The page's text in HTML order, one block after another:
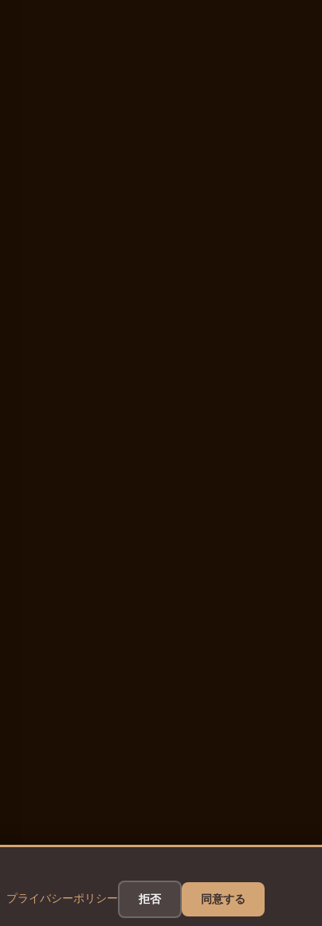
プライバシーポリシー 拒否 同意する